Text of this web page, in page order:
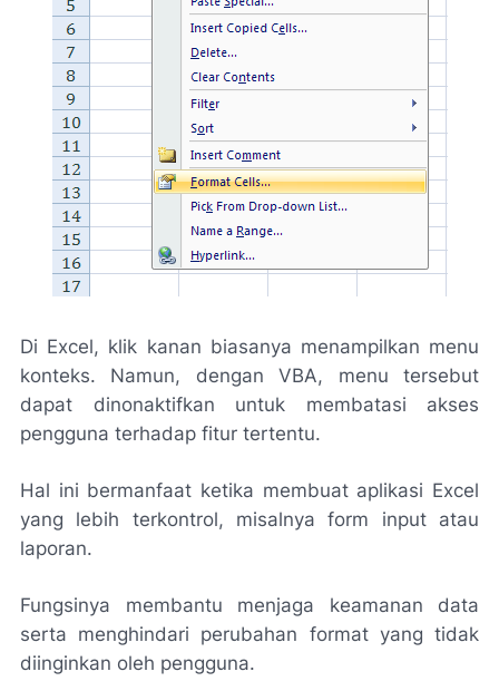
Di Excel, klik kanan biasanya menampilkan menu
konteks. Namun, dengan VBA, menu tersebut
dapat dinonaktifkan untuk membatasi akses
pengguna terhadap fitur tertentu.
Hal ini bermanfaat ketika membuat aplikasi Excel
yang lebih terkontrol, misalnya form input atau
laporan.
Fungsinya membantu menjaga keamanan data
serta menghindari perubahan format yang tidak
diinginkan oleh pengguna.